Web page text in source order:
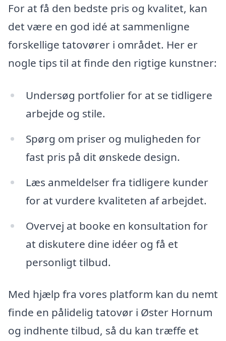
For at få den bedste pris og kvalitet, kan
det være en god idé at sammenligne
forskellige tatovører i området. Her er
nogle tips til at finde den rigtige kunstner:
Undersøg portfolier for at se tidligere
arbejde og stile.
Spørg om priser og muligheden for
fast pris på dit ønskede design.
Læs anmeldelser fra tidligere kunder
for at vurdere kvaliteten af arbejdet.
Overvej at booke en konsultation for
at diskutere dine idéer og få et
personligt tilbud.
Med hjælp fra vores platform kan du nemt
finde en pålidelig tatovør i Øster Hornum
og indhente tilbud, så du kan træffe et